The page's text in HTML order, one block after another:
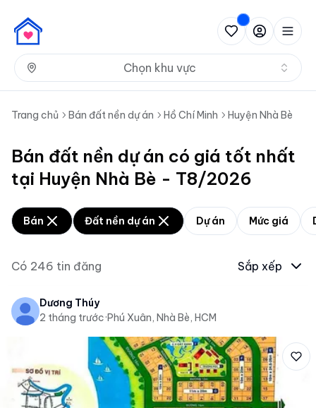
Chọn khu vực
Trang chủ Bán đất nền dự án Hồ Chí Minh Huyện Nhà Bè
Bán đất nền dự án có giá tốt nhất
tại Huyện Nhà Bè - T8/2026
Bán Đất nền dự án Dự án Mức giá
Có 246 tin đăng Sắp xếp
Dương Thúy
2 tháng trước·Phú Xuân, Nhà Bè, HCM